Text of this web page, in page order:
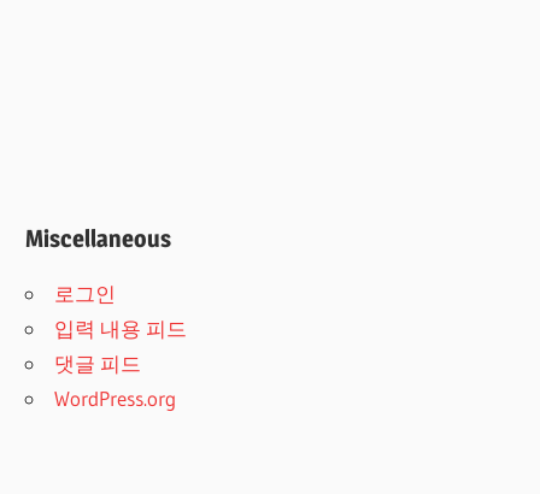
Miscellaneous
로그인
입력 내용 피드
댓글 피드
WordPress.org